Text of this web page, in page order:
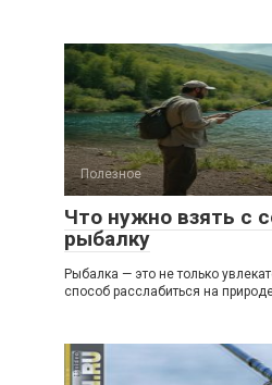
Полезное
Что нужно взять с
рыбалку
Рыбалка — это не только
способ расслабиться на